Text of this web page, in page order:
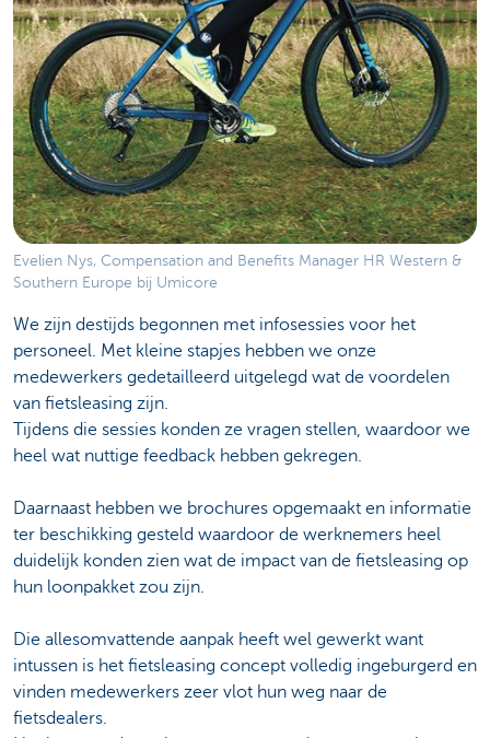
Evelien Nys, Compensation and Benefits Manager HR Western &
Southern Europe bij Umicore
We zijn destijds begonnen met infosessies voor het
personeel. Met kleine stapjes hebben we onze
medewerkers gedetailleerd uitgelegd wat de voordelen
van fietsleasing zijn.
Tijdens die sessies konden ze vragen stellen, waardoor we
heel wat nuttige feedback hebben gekregen.
Daarnaast hebben we brochures opgemaakt en informatie
ter beschikking gesteld waardoor de werknemers heel
duidelijk konden zien wat de impact van de fietsleasing op
hun loonpakket zou zijn.
Die allesomvattende aanpak heeft wel gewerkt want
intussen is het fietsleasing concept volledig ingeburgerd en
vinden medewerkers zeer vlot hun weg naar de
fietsdealers.